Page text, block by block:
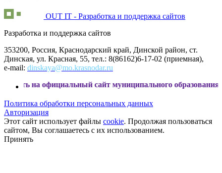
OUT IT - Разработка и поддержка сайтов
Разработка и поддержка сайтов
353200, Россия, Краснодарский край, Динской район, ст.
Динская, ул. Красная, 55, тел.: 8(86162)6-17-02 (приемная),
e-mail: dinskaya@mo.krasnodar.ru
сайт муниципального образования Динской
Политика обработки персональных данных
Авторизация
Этот сайт использует файлы cookie. Продолжая пользоваться
сайтом, Вы соглашаетесь с их использованием.
Принять